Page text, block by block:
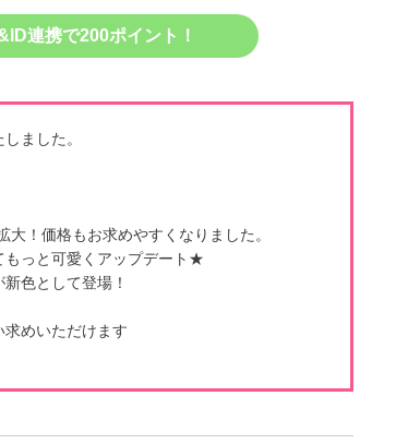
連携で200ポイント！
ました。
！価格もお求めやすくなりました。
もっと可愛くアップデート★
色として登場！
めいただけます